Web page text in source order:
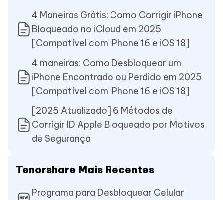
4 Maneiras Grátis: Como Corrigir iPhone
Bloqueado no iCloud em 2025
[Compatível com iPhone 16 e iOS 18]
4 maneiras: Como Desbloquear um
iPhone Encontrado ou Perdido em 2025
[Compatível com iPhone 16 e iOS 18]
[2025 Atualizado] 6 Métodos de
Corrigir ID Apple Bloqueado por Motivos
de Segurança
Tenorshare Mais Recentes
Programa para Desbloquear Celular